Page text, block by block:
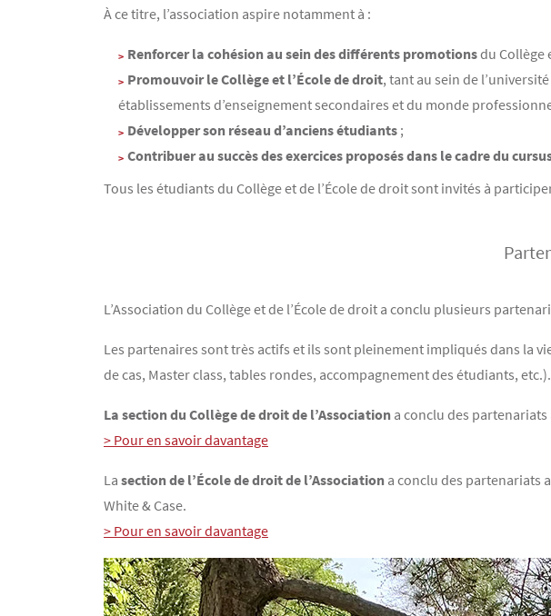
À ce titre, l’association aspire notamment à :
Renforcer la cohésion au sein des différents promotionsdu Collège
Promouvoir le Collège et l’École de droit, tant au sein de
établissements d’enseignement secondaires et du monde
Développer son réseau d’anciens étudiants ;
Contribuer au succès des exercices proposés dans le cadre du
Tous les étudiants du Collège et de l’École de droit sont invités à
L’Association du Collège et de l’École de droit a conclu plusieurs
Les partenaires sont très actifs et ils sont pleinement impliqués dans la
de cas, Master class, tables rondes, accompagnement des étudiants, etc.).
La section du Collège de droit de l’Association a conclu des partenariats
> Pour en savoir davantage
La section de l’École de droit de l’Association a conclu des partenariats
White & Case.
> Pour en savoir davantage